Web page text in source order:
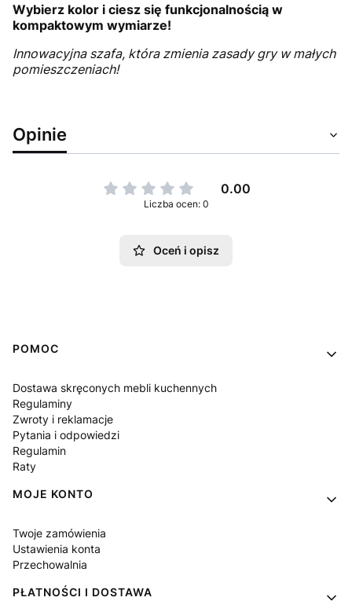
Wybierz kolor i ciesz się funkcjonalnością w
kompaktowym wymiarze!
Innowacyjna szafa, która zmienia zasady gry w małych
pomieszczeniach!
Opinie
0.00
Liczba ocen: 0
Oceń i opisz
Linki w stopce
POMOC
Dostawa skręconych mebli kuchennych
Regulaminy
Zwroty i reklamacje
Pytania i odpowiedzi
Regulamin
Raty
MOJE KONTO
Twoje zamówienia
Ustawienia konta
Przechowalnia
PŁATNOŚCI I DOSTAWA